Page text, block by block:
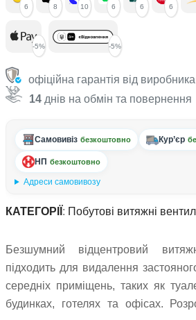
6 8 10 6 6 6
-5% -5%
офіційна гарантія від
14 днів на обмін та повернення
Самовивіз безкоштовно Кур’єр
НП безкоштовно
Адреси самовивозу
КАТЕГОРІЇ : Побутові витяжні
Безшумний відцентровий
підходить для видалення
середніх приміщень, таких як
будинках, готелях та офісах.